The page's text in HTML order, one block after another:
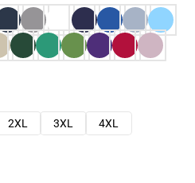
2XL 3XL
4XL